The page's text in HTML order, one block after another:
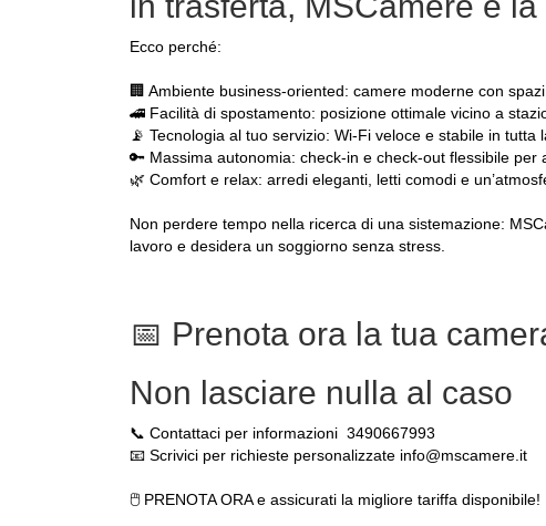
Ecco perché:
🏢 Ambiente business-oriented: camere moderne con
🚄 Facilità di spostamento: posizione ottimale vicino a
📡 Tecnologia al tuo servizio: Wi-Fi veloce e stabile in tutta
🔑 Massima autonomia: check-in e check-out flessibile per
🌿 Comfort e relax: arredi eleganti, letti comodi e
Non perdere tempo nella ricerca di una sistemazione:
lavoro e desidera un soggiorno senza stress.
📅 Prenota ora la tua
Non lasciare nulla al caso
📞 Contattaci per informazioni 3490667993
📧 Scrivici per richieste personalizzate info@mscamere.it
🖱️ PRENOTA ORA e assicurati la migliore tariffa disponibile!